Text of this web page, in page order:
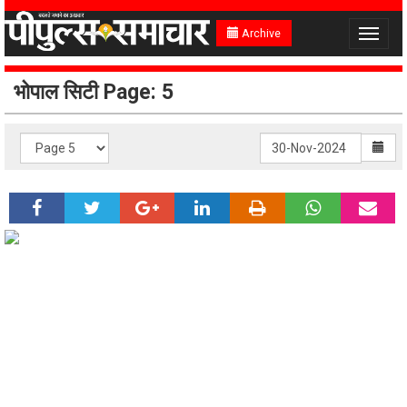
Archive
Toggle
भोपाल सिटी Page: 5